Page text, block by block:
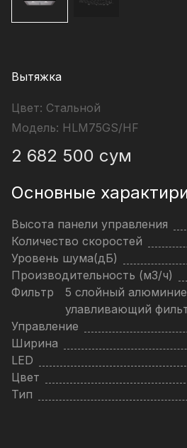
Вытяжка
Цвет: Стальной
Модель: HLM75GS/HF
2 682 500 сум
Основные
Высота панели управления
Количество скоростей
Уровень шума(дБ)
Производительность (м3/ч)
Фильтр
5 слойный
улавливающий
Управление
Ширина
LED
Цвет
Тип